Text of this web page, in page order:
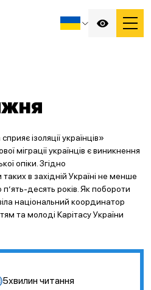
ізоляції українців»
міграції українців є виникнення
опіки. Згідно
в західній Україні не менше
п’ять-десять років. Як побороти
національний координатор
та молоді Карітасу України
5хвилин читання